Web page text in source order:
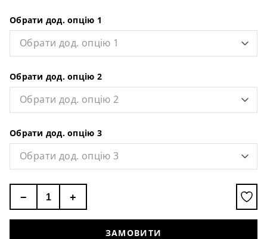
Обрати дод. опцію 1
Обрати дод. опцію 1
Обрати дод. опцію 2
Обрати дод. опцію 2
Обрати дод. опцію 3
Обрати дод. опцію 3
− +
ЗАМОВИТИ